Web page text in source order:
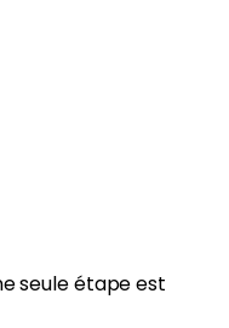
seule étape est